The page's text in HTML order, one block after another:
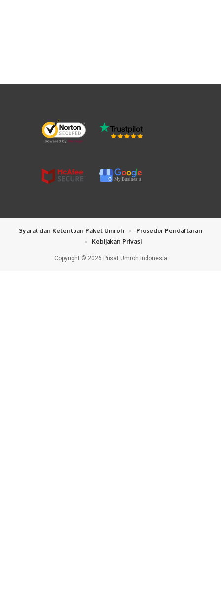
My Busines s
Copyright © 2026 Pusat Umroh Indonesia
Syarat dan Ketentuan Paket Umroh
Prosedur Pendaftaran
Kebijakan Privasi